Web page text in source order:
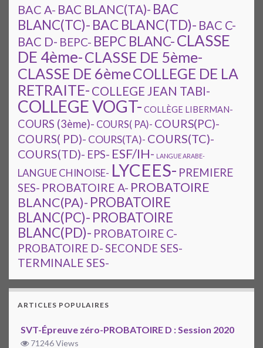
BAC A- BAC BLANC(TA)- BAC
BLANC(TC)- BAC BLANC(TD)- BAC C-
BAC D- BEPC- BEPC BLANC-CLASSE
DE 4ème-CLASSE DE 5ème-
CLASSE DE 6èmeCOLLEGE DE LA
RETRAITE- COLLEGE JEAN TABI-
COLLEGE VOGT- COLLÈGE LIBERMAN-
COURS (3ème)- COURS( PA)- COURS(PC)-
COURS( PD)- COURS(TA)- COURS(TC)-
COURS(TD)- EPS- ESF/IH- LANGUE ARABE-
LANGUE CHINOISE- LYCEES- PREMIERE
SES- PROBATOIRE A- PROBATOIRE
BLANC(PA)- PROBATOIRE
BLANC(PC)- PROBATOIRE
BLANC(PD)- PROBATOIRE C-
PROBATOIRE D-SECONDE SES-
TERMINALE SES-
ARTICLES POPULAIRES
SVT-Épreuve zéro-PROBATOIRE D : Session 2020
71246 Views